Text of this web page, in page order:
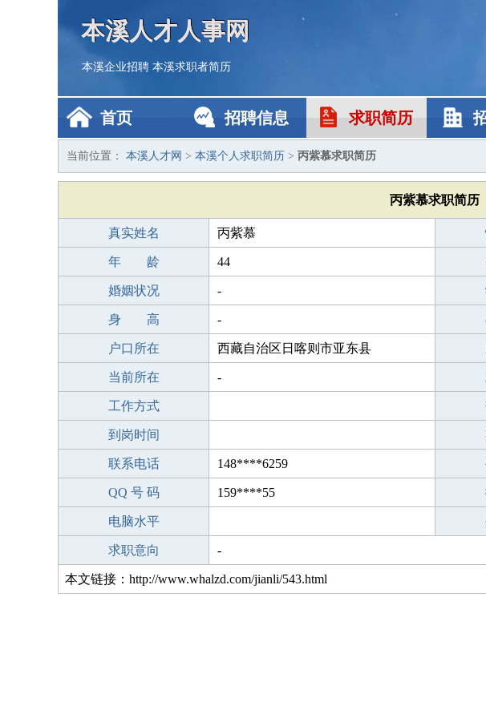
本溪人才人事网
本溪企业招聘 本溪求职者简历
首页 招聘信息 求职简历
当前位置： 本溪人才网 > 本溪个人求职简历 > 丙紫慕求职简历
丙紫慕求职简历
真实姓名 丙紫慕
年 龄 44
婚姻状况 -
身 高 -
户口所在 西藏自治区日喀则市亚东县
当前所在 -
工作方式
到岗时间
联系电话 148****6259
QQ 号 码 159****55
电脑水平
求职意向 -
本文链接：http://www.whalzd.com/jianli/543.html